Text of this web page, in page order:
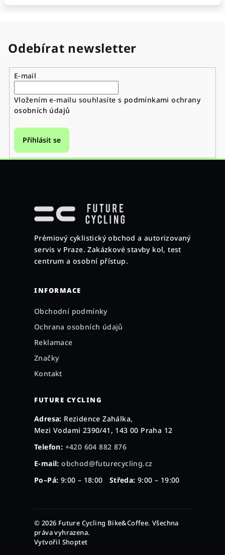
Odebírat newsletter
E-mail
Vložením e-mailu souhlasíte s podmínkami ochrany
osobních údajů
Přihlásit se
Prémiový cyklistický obchod a autorizovaný
servis v Praze. Zakázkové stavby kol, test
centrum a osobní přístup.
INFORMACE
Obchodní podmínky
Ochrana osobních údajů
Reklamace
Značky
Kontakt
FUTURE CYCLING
Adresa: Rezidence Zahálka,
Mezi Vodami 2390/41, 143 00 Praha 12
Telefon: +420 604 882 876
E-mail: obchod@futurecycling.cz
Po–Pá: 9:00 – 18:00 Středa: 9:00 – 19:00
© 2026 Future Cycling Bike&Coffee. Všechna
práva vyhrazena.
Vytvořil Shoptet